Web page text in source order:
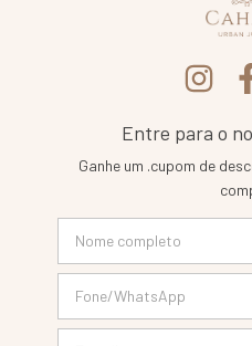
Entre para o
Ganhe um .cupom de